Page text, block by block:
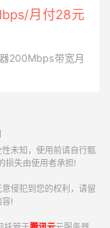
月付28元
200Mbps带宽月
性未知，使用前请自行甄
损失由使用者承担!
侵犯到您的权利，请留
!